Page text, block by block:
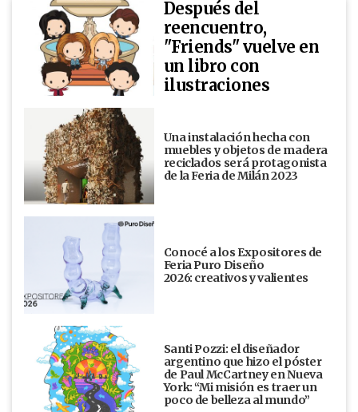
Después del
reencuentro,
"Friends" vuelve en
un libro con
ilustraciones
Una instalación hecha con
muebles y objetos de madera
reciclados será protagonista
de la Feria de Milán 2023
Conocé a los Expositores de
Feria Puro Diseño
2026: creativos y valientes
Santi Pozzi: el diseñador
argentino que hizo el póster
de Paul McCartney en Nueva
York: “Mi misión es traer un
poco de belleza al mundo”